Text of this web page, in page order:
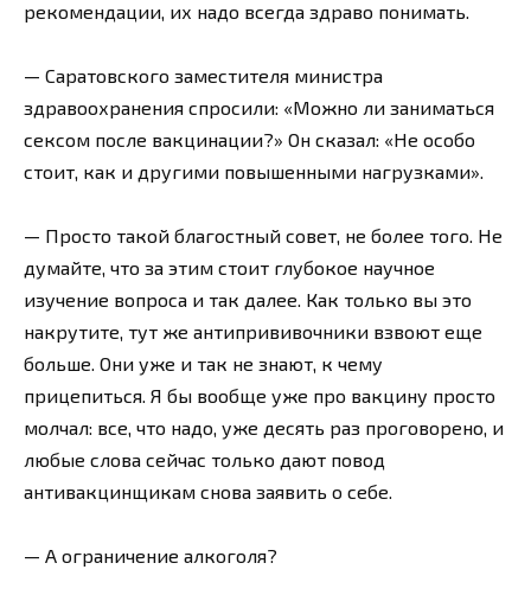
рекомендации, их надо всегда здраво понимать.
— Саратовского заместителя министра
здравоохранения спросили: «Можно ли заниматься
сексом после вакцинации?» Он сказал: «Не особо
стоит, как и другими повышенными нагрузками».
— Просто такой благостный совет, не более того. Не
думайте, что за этим стоит глубокое научное
изучение вопроса и так далее. Как только вы это
накрутите, тут же антипрививочники взвоют еще
больше. Они уже и так не знают, к чему
прицепиться. Я бы вообще уже про вакцину просто
молчал: все, что надо, уже десять раз проговорено, и
любые слова сейчас только дают повод
антивакцинщикам снова заявить о себе.
— А ограничение алкоголя?